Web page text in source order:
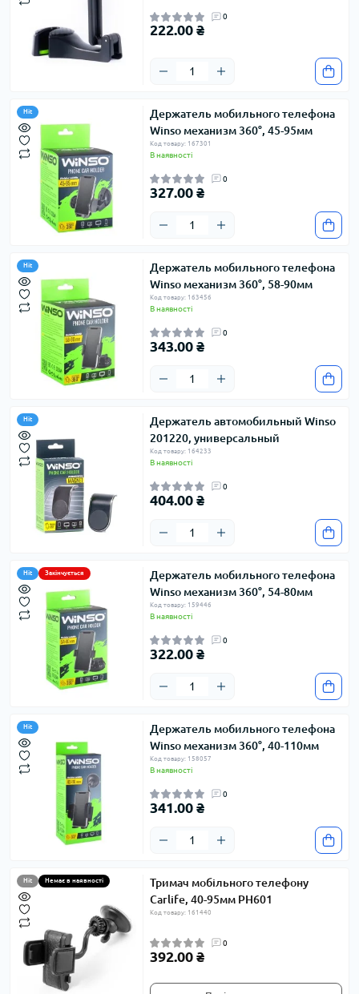
0
222.00 ₴
Hit
Держатель мобильного телефона
Winso механизм 360°, 45-95мм
Код товару: 167301
В наявності
0
327.00 ₴
Hit
Держатель мобильного телефона
Winso механизм 360°, 58-90мм
Код товару: 163456
В наявності
0
343.00 ₴
Hit
Держатель автомобильный Winso
201220, универсальный
Код товару: 164233
В наявності
0
404.00 ₴
Hit Закінчується
Держатель мобильного телефона
Winso механизм 360°, 54-80мм
Код товару: 159446
В наявності
0
322.00 ₴
Hit
Держатель мобильного телефона
Winso механизм 360°, 40-110мм
Код товару: 158057
В наявності
0
341.00 ₴
Hit Немає в наявності
Тримач мобільного телефону
Carlife, 40-95мм PH601
Код товару: 161440
0
392.00 ₴